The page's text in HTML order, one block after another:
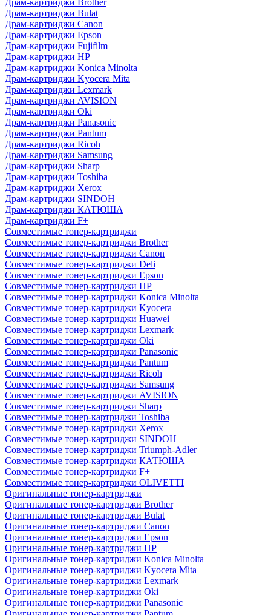
Драм-картриджи Brother
Драм-картриджи Bulat
Драм-картриджи Canon
Драм-картриджи Epson
Драм-картриджи Fujifilm
Драм-картриджи HP
Драм-картриджи Konica Minolta
Драм-картриджи Kyocera Mita
Драм-картриджи Lexmark
Драм-картриджи AVISION
Драм-картриджи Oki
Драм-картриджи Panasonic
Драм-картриджи Pantum
Драм-картриджи Ricoh
Драм-картриджи Samsung
Драм-картриджи Sharp
Драм-картриджи Toshiba
Драм-картриджи Xerox
Драм-картриджи SINDOH
Драм-картриджи КАТЮША
Драм-картриджи F+
Совместимые тонер-картриджи
Совместимые тонер-картриджи Brother
Совместимые тонер-картриджи Canon
Совместимые тонер-картриджи Deli
Совместимые тонер-картриджи Epson
Совместимые тонер-картриджи HP
Совместимые тонер-картриджи Konica Minolta
Совместимые тонер-картриджи Kyocera
Совместимые тонер-картриджи Huawei
Совместимые тонер-картриджи Lexmark
Совместимые тонер-картриджи Oki
Совместимые тонер-картриджи Panasonic
Совместимые тонер-картриджи Pantum
Совместимые тонер-картриджи Ricoh
Совместимые тонер-картриджи Samsung
Совместимые тонер-картриджи AVISION
Совместимые тонер-картриджи Sharp
Совместимые тонер-картриджи Toshiba
Совместимые тонер-картриджи Xerox
Совместимые тонер-картриджи SINDOH
Совместимые тонер-картриджи Triumph-Adler
Совместимые тонер-картриджи КАТЮША
Совместимые тонер-картриджи F+
Совместимые тонер-картриджи OLIVETTI
Оригинальные тонер-картриджи
Оригинальные тонер-картриджи Brother
Оригинальные тонер-картриджи Bulat
Оригинальные тонер-картриджи Canon
Оригинальные тонер-картриджи Epson
Оригинальные тонер-картриджи HP
Оригинальные тонер-картриджи Konica Minolta
Оригинальные тонер-картриджи Kyocera Mita
Оригинальные тонер-картриджи Lexmark
Оригинальные тонер-картриджи Oki
Оригинальные тонер-картриджи Panasonic